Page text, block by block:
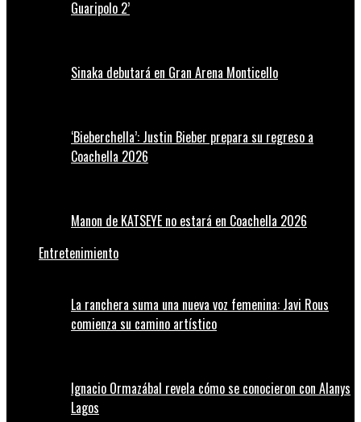
Guaripolo 2’
Sinaka debutará en Gran Arena Monticello
‘Bieberchella’: Justin Bieber prepara su regreso a
Coachella 2026
Manon de KATSEYE no estará en Coachella 2026
Entretenimiento
La ranchera suma una nueva voz femenina: Javi Rous
comienza su camino artístico
Ignacio Ormazábal revela cómo se conocieron con Alanys
Lagos